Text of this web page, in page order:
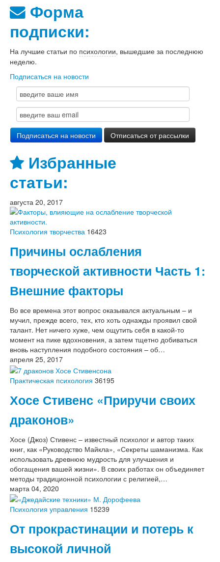
Форма
подписки:
На лучшие статьи по психологии, вышедшие за последнюю
неделю.
Подписаться на новости
Избранные
статьи:
августа 20, 2017
Психология творчества 16423
Причины ослабления
творческой активности Часть 1:
Внешние факторы
Во все времена этот вопрос оказывался актуальным – и
мучил, прежде всего, тех, кто хоть однажды проявил свой
талант. Нет ничего хуже, чем ощутить себя в какой-то
момент на пике вдохновения, а затем тщетно добиваться
вновь наступления подобного состояния – об…
апреля 25, 2017
Практическая психология 36195
Хосе Стивенс «Приручи своих
драконов»
Хосе (Джоз) Стивенс – известный психолог и автор таких
книг, как «Руководство Майкла», «Секреты шаманизма. Как
использовать древнюю мудрость для улучшения и
обогащения вашей жизни». В своих работах он объединяет
методы традиционной психологии с религией,…
марта 04, 2020
Психология управления 15239
От прокрастинации и потерь к
высокой личной